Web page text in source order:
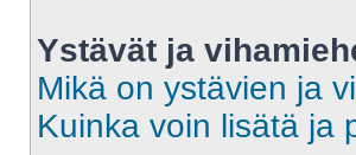
Ystävät ja
Mikä on ystävien ja
Kuinka voin lisätä ja